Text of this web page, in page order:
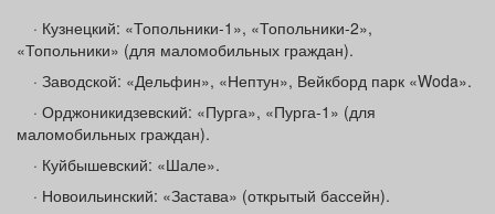
· Кузнецкий: «Топольники-1», «Топольники-2»,
«Топольники» (для маломобильных граждан).
· Заводской: «Дельфин», «Нептун», Вейкборд парк «Woda».
· Орджоникидзевский: «Пурга», «Пурга-1» (для
маломобильных граждан).
· Куйбышевский: «Шале».
· Новоильинский: «Застава» (открытый бассейн).